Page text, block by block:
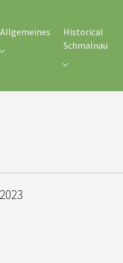
"Theatre"
Allgemeines
Submenu for "Allgemeines"
Historical
Schmalnau
Submenu for